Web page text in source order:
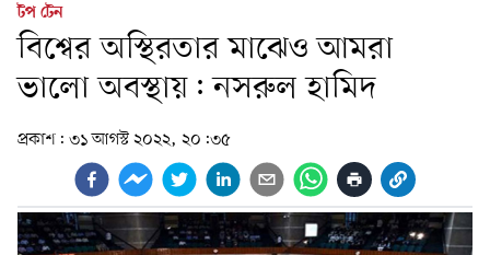
টপ টেন
বিশ্বের অস্থিরতার মাঝেও আমরা
ভালো অবস্থায়: নসরুল হামিদ
প্রকাশ: ৩১ আগস্ট ২০২২, ২০:৩৫